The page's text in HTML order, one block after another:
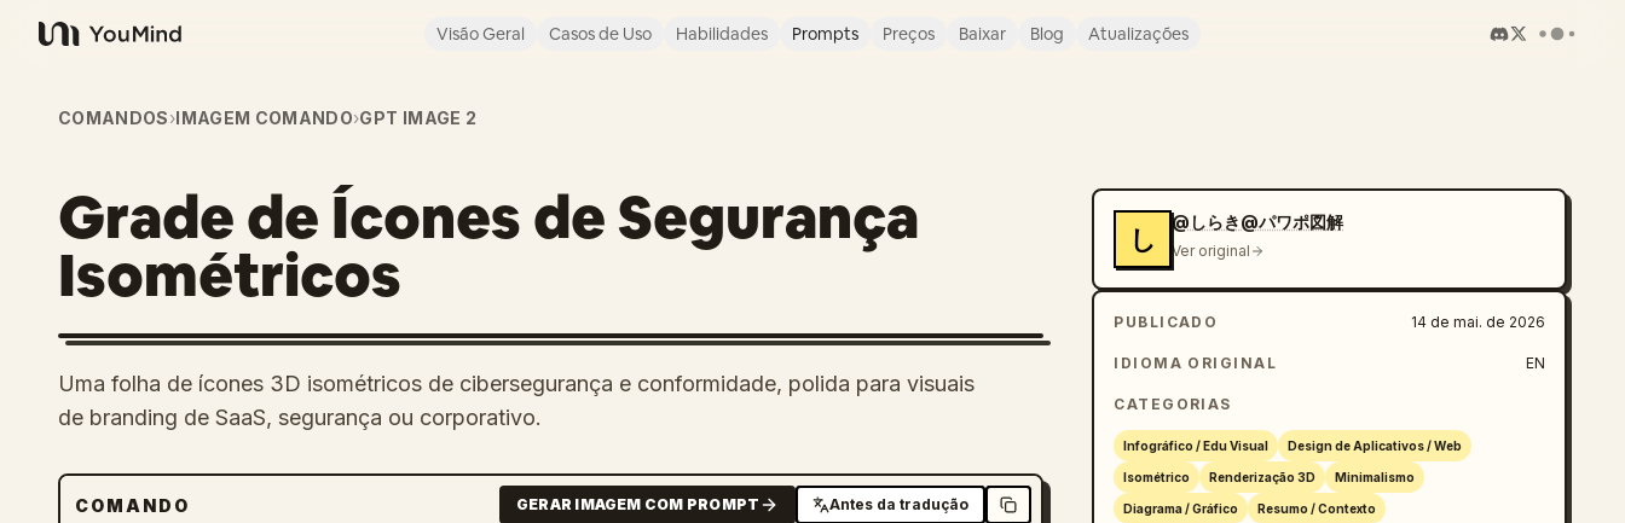
YouMind
Visão Geral Casos de Uso Habilidades Prompts Preços Baixar Blog Atualizações
COMANDOS›IMAGEM COMANDO›GPT IMAGE 2
Grade de Ícones de Segurança
Isométricos
Uma folha de ícones 3D isométricos de cibersegurança e conformidade, polida para visuais
de branding de SaaS, segurança ou corporativo.
COMANDO GERAR IMAGEM COM PROMPT Antes da tradução
し
@しらき@パワポ図解
Ver original
PUBLICADO 14 de mai. de 2026
IDIOMA ORIGINAL EN
CATEGORIAS
Infográfico / Edu Visual Design de Aplicativos / Web
Isométrico Renderização 3D Minimalismo
Diagrama / Gráfico Resumo / Contexto